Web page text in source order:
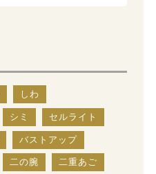
しわ
シミ セルライト
バストアップ
二の腕 二重あご